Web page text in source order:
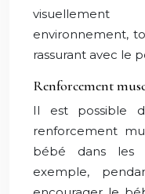
environnement,
rassurant avec le
Renforcement
Il est possible
renforcement
bébé dans les
exemple,